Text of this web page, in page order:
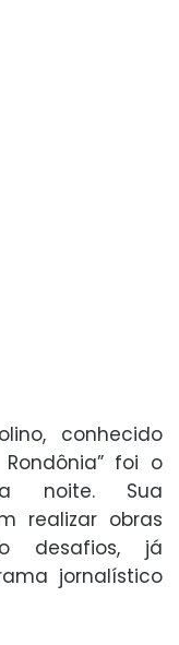
conhecido
foi o
noite. Sua
realizar obras
desafios, já
jornalístico